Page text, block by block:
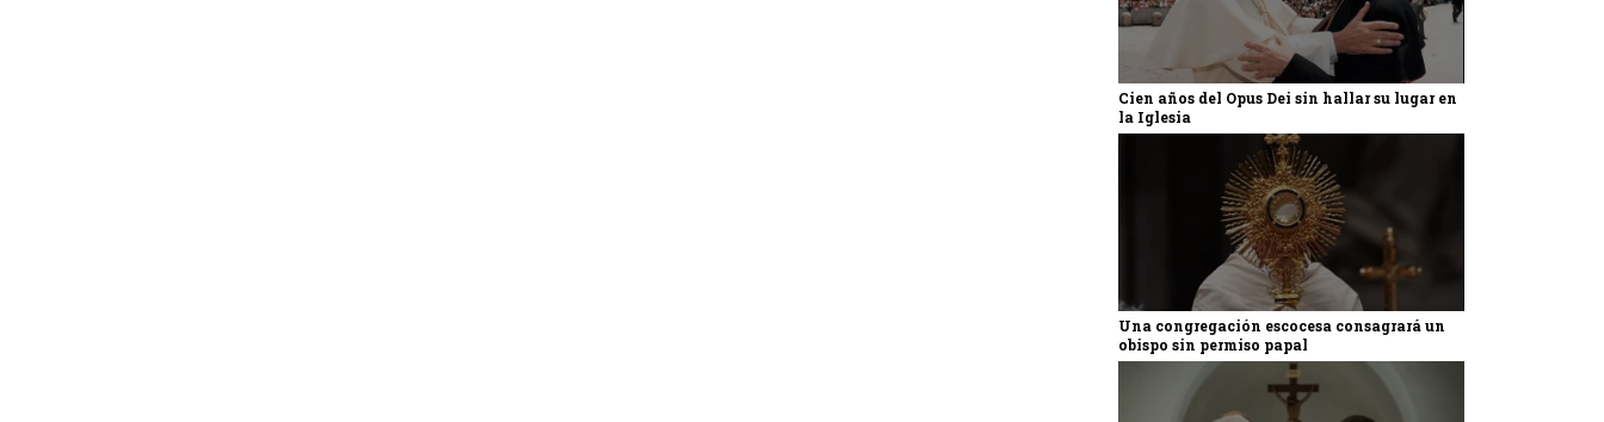
Cien años del Opus Dei sin hallar su lugar en
la Iglesia
Una congregación escocesa consagrará un
obispo sin permiso papal